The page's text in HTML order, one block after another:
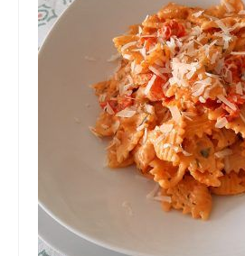
El Libro de 200 MOMENTOS